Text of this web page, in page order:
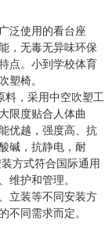
泛使用的看台座
，无毒无异味环保
点。小到学校体育
塑椅。
料，采用中空吹塑工
限度贴合人体曲
优越，强度高、抗
碱，抗静电，耐
方式符合国际通用
维护和管理。
立装等不同安装方
不同需求而定。